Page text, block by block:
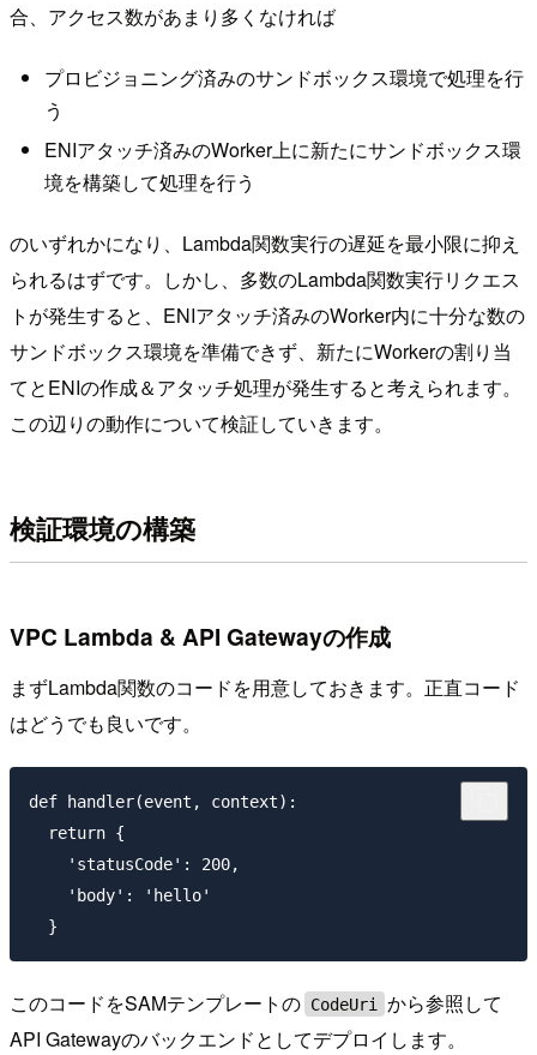
合、アクセス数があまり多くなければ
プロビジョニング済みのサンドボックス環境で処理を行
う
ENIアタッチ済みのWorker上に新たにサンドボックス環
境を構築して処理を行う
のいずれかになり、Lambda関数実行の遅延を最小限に抑え
られるはずです。しかし、多数のLambda関数実行リクエス
トが発生すると、ENIアタッチ済みのWorker内に十分な数の
サンドボックス環境を準備できず、新たにWorkerの割り当
てとENIの作成＆アタッチ処理が発生すると考えられます。
この辺りの動作について検証していきます。
検証環境の構築
VPC Lambda & API Gatewayの作成
まずLambda関数のコードを用意しておきます。正直コード
はどうでも良いです。
def handler(event, context):
  return {
    'statusCode': 200,
    'body': 'hello'
このコードをSAMテンプレートの CodeUri
から参照して
API Gatewayのバックエンドとしてデプロイします。